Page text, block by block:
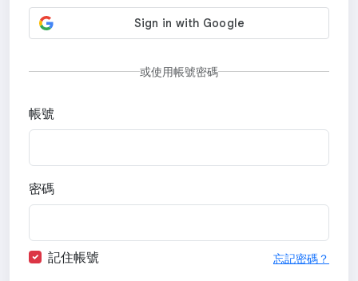
或使用帳號密碼
帳號
密碼
記住帳號 忘記密碼？